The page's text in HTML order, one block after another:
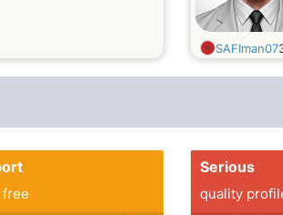
SAFIman07
free
Serious
quality